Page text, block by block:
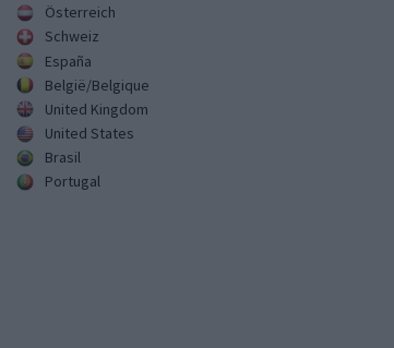
Österreich
Schweiz
España
België/Belgique
United Kingdom
United States
Brasil
Portugal